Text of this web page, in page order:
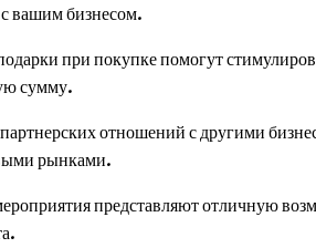
вашим бизнесом.
при покупке помогут
сумму.
отношений с другими
рынками.
представляют отличную